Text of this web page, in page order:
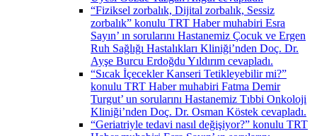
“Fiziksel zorbalık, Dijital zorbalık, Sessiz
zorbalık” konulu TRT Haber muhabiri Esra
Sayın’ ın sorularını Hastanemiz Çocuk ve Ergen
Ruh Sağlığı Hastalıkları Kliniği’nden Doç. Dr.
Ayşe Burcu Erdoğdu Yıldırım cevapladı.
“Sıcak İçecekler Kanseri Tetikleyebilir mi?”
konulu TRT Haber muhabiri Fatma Demir
Turgut’ un sorularını Hastanemiz Tıbbi Onkoloji
Kliniği’nden Doç. Dr. Osman Köstek cevapladı.
“Geriatriyle tedavi nasıl değişiyor?” konulu TRT